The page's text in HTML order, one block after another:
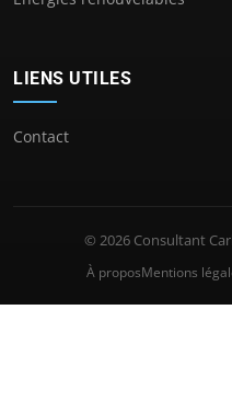
LIENS UTILES
Contact
© 2026 Consultant
À proposMentions